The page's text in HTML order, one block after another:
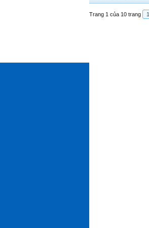
Trang 1 của 10 trang 1